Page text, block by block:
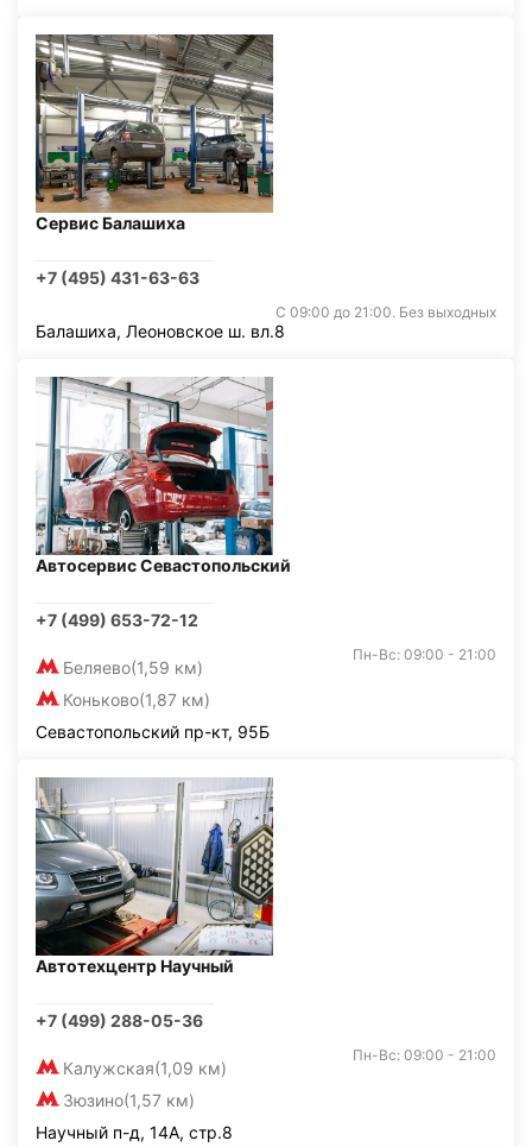
Сервис Балашиха
+7 (495) 431-63-63
С 09:00 до 21:00. Без выходных
Балашиха, Леоновское ш. вл.8
Автосервис Севастопольский
+7 (499) 653-72-12
Беляево(1,59 км)
Коньково(1,87 км)
Пн-Вс: 09:00 - 21:00
Севастопольский пр-кт, 95Б
Автотехцентр Научный
+7 (499) 288-05-36
Калужская(1,09 км)
Зюзино(1,57 км)
Пн-Вс: 09:00 - 21:00
Научный п-д, 14А, стр.8